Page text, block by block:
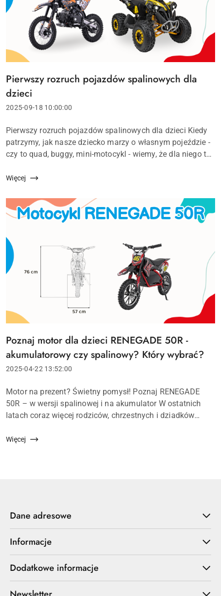
Tytuł
artykułu:
Pierwszy rozruch pojazdów spalinowych dla
dzieci
Data
2025-09-18 10:00:00
Treść
artykułu:
Pierwszy rozruch pojazdów spalinowych dla dzieci Kiedy
patrzymy, jak nasze dziecko marzy o własnym pojeździe -
czy to quad, buggy, mini-motocykl - wiemy, że dla niego to
opiekunowie, widzimy...
Więcej
Tytuł
artykułu:
Poznaj motor dla dzieci RENEGADE 50R -
akumulatorowy czy spalinowy? Który wybrać?
Data
2025-04-22 13:52:00
Treść
artykułu:
Motor na prezent? Świetny pomysł! Poznaj RENEGADE
50R – w wersji spalinowej i na akumulator W ostatnich
latach coraz więcej rodziców, chrzestnych i dziadków
upominki – jednym z hi...
Więcej
Dane adresowe
Informacje
Dodatkowe informacje